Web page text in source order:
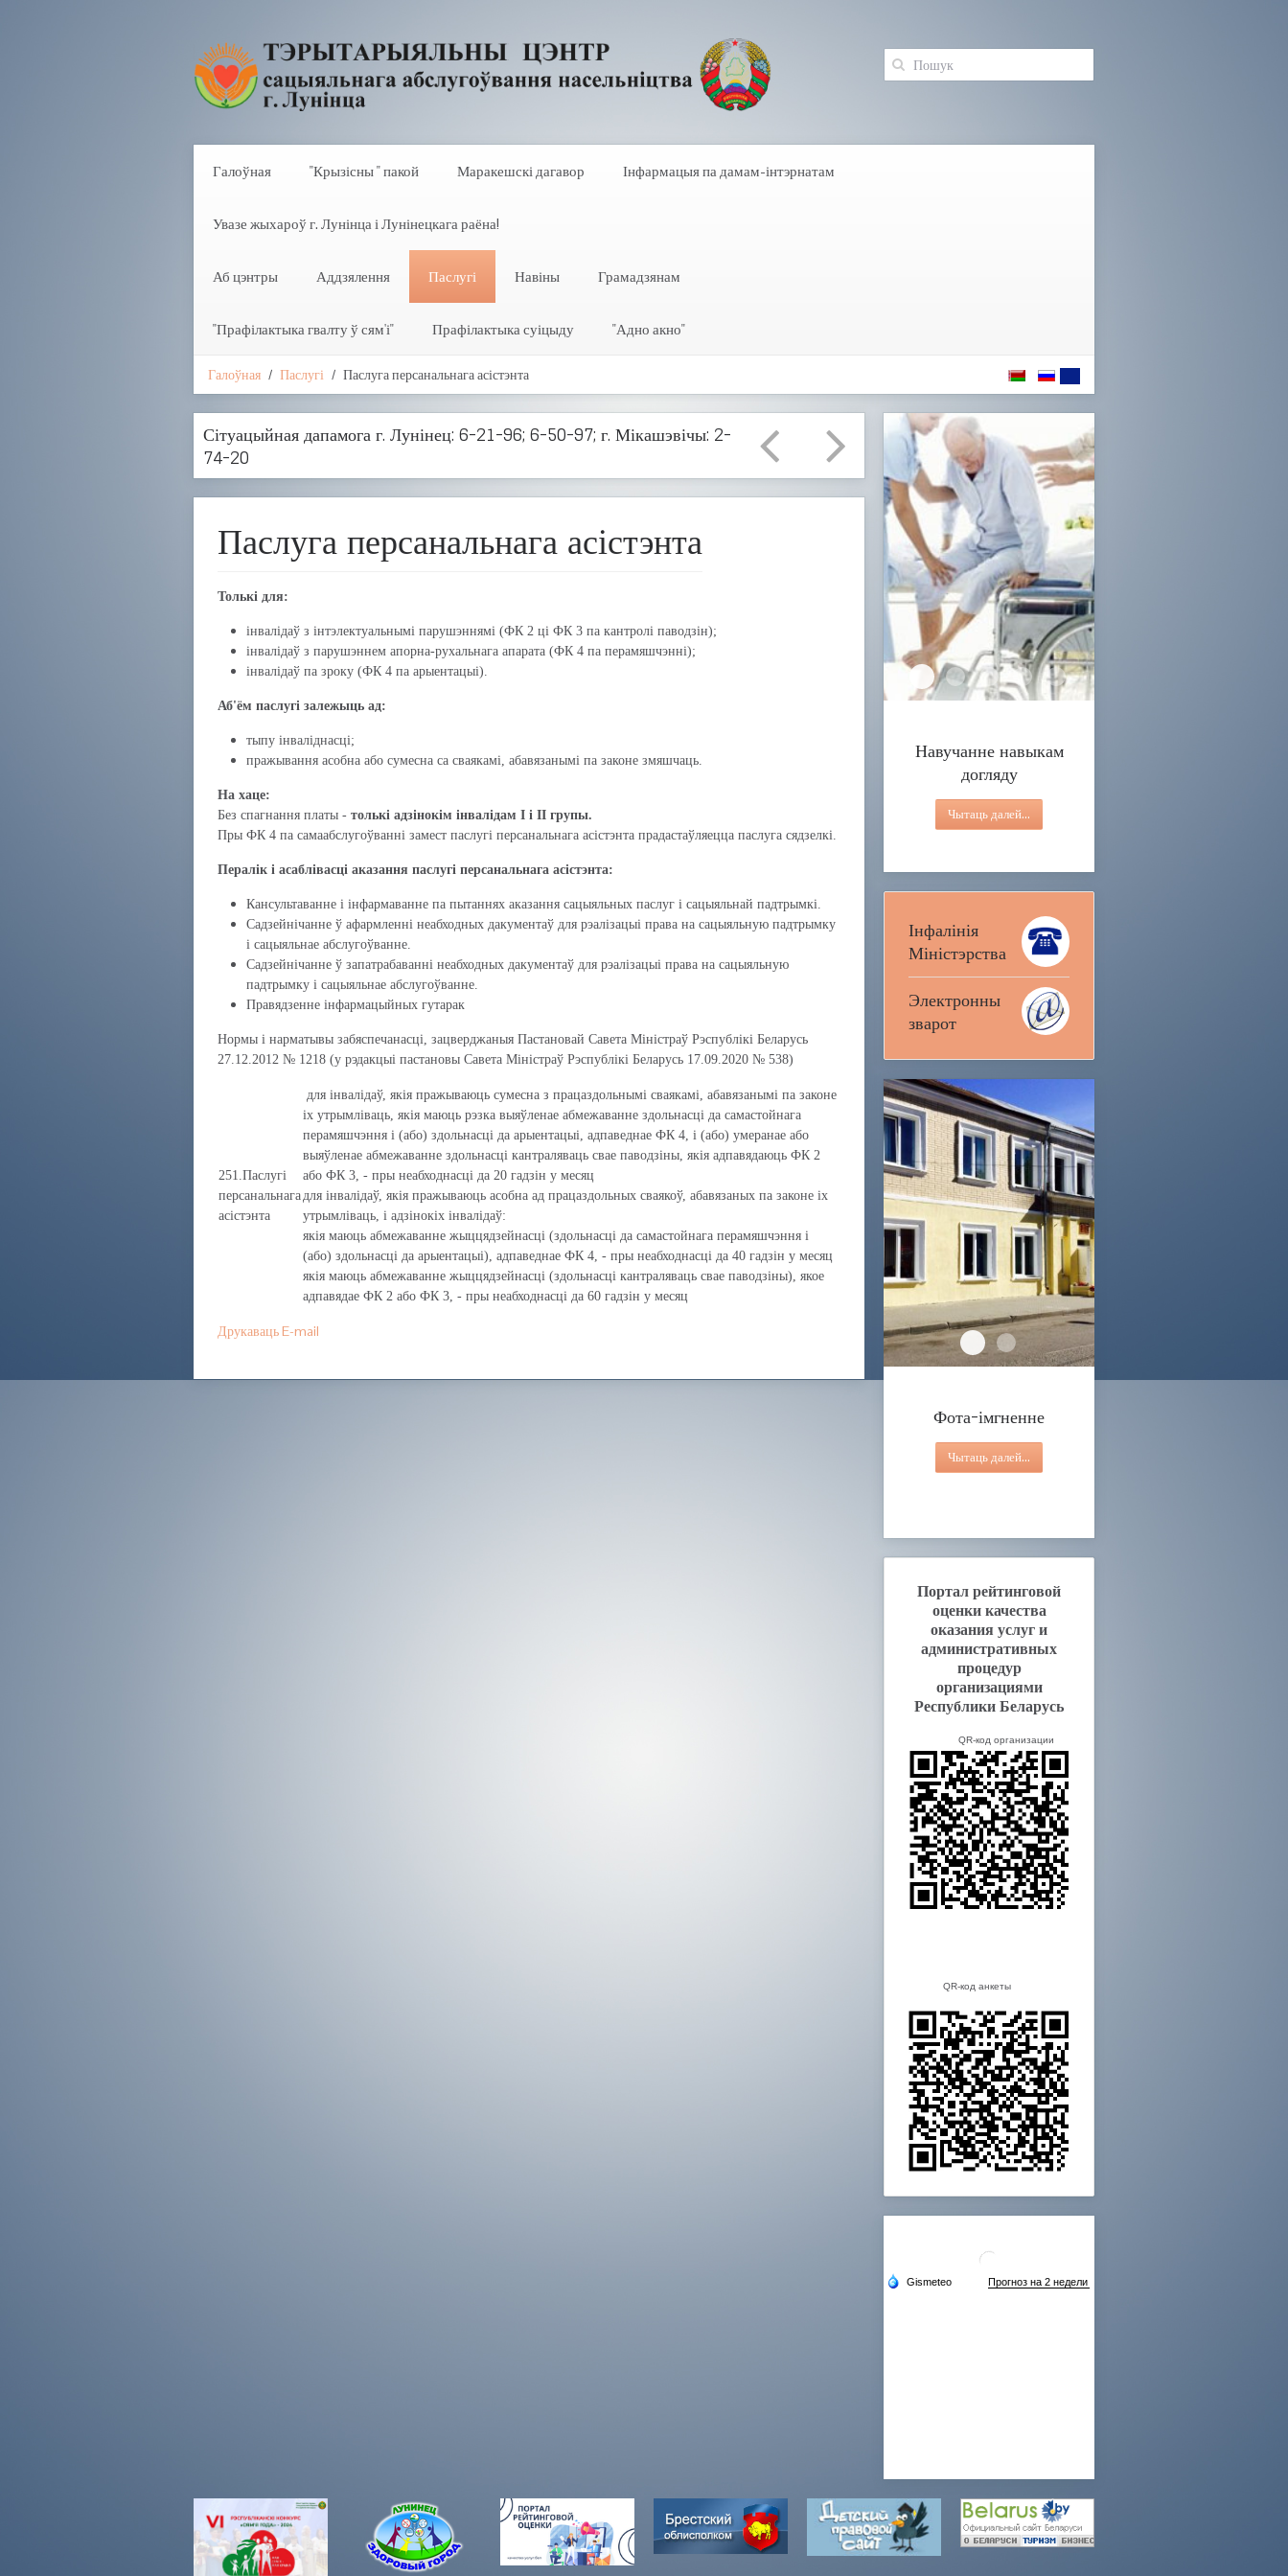
Галоўная "Крызісны " пакой Маракешскі дагавор Інфармацыя па дамам-інтэрнатам
Увазе жыхароў г. Лунінца і Лунінецкага раёна!
Аб цэнтры Аддзялення Паслугі Навіны Грамадзянам
"Прафілактыка гвалту ў сям'і" Прафілактыка суіцыду "Адно акно"
Галоўная Паслугі Паслуга персанальнага асістэнта
Сітуацыйная дапамога г. Лунінец: 6-21-96; 6-50-97; г. Мікашэвічы: 2-
74-20
Паслуга персанальнага асістэнта
Толькі для:
інвалідаў з інтэлектуальнымі парушэннямі (ФК 2 ці ФК 3 па кантролі паводзін);
інвалідаў з парушэннем апорна-рухальнага апарата (ФК 4 па перамяшчэнні);
інвалідаў па зроку (ФК 4 па арыентацыі).
Аб'ём паслугі залежыць ад:
тыпу інваліднасці;
пражывання асобна або сумесна са сваякамі, абавязанымі па законе змяшчаць.
На хаце:
Без спагнання платы - толькі адзінокім інвалідам I і II групы.
Пры ФК 4 па самаабслугоўванні замест паслугі персанальнага асістэнта прадастаўляецца паслуга сядзелкі.
Пералік і асаблівасці аказання паслугі персанальнага асістэнта:
Кансультаванне і інфармаванне па пытаннях аказання сацыяльных паслуг і сацыяльнай падтрымкі.
Садзейнічанне ў афармленні неабходных дакументаў для рэалізацыі права на сацыяльную падтрымку
і сацыяльнае абслугоўванне.
Садзейнічанне ў запатрабаванні неабходных дакументаў для рэалізацыі права на сацыяльную
падтрымку і сацыяльнае абслугоўванне.
Правядзенне інфармацыйных гутарак
Нормы і нарматывы забяспечанасці, зацверджаныя Пастановай Савета Міністраў Рэспублікі Беларусь
27.12.2012 № 1218 (у рэдакцыі пастановы Савета Міністраў Рэспублікі Беларусь 17.09.2020 № 538)
251.Паслугі
персанальнага
асістэнта
для інвалідаў, якія пражываюць сумесна з працаздольнымі сваякамі, абавязанымі па законе
іх утрымліваць, якія маюць рэзка выяўленае абмежаванне здольнасці да самастойнага
перамяшчэння і (або) здольнасці да арыентацыі, адпаведнае ФК 4, і (або) умеранае або
выяўленае абмежаванне здольнасці кантраляваць свае паводзіны, якія адпавядаюць ФК 2
або ФК 3, - пры неабходнасці да 20 гадзін у месяц
для інвалідаў, якія пражываюць асобна ад працаздольных сваякоў, абавязаных па законе іх
утрымліваць, і адзінокіх інвалідаў:
якія маюць абмежаванне жыццядзейнасці (здольнасці да самастойнага перамяшчэння і
(або) здольнасці да арыентацыі), адпаведнае ФК 4, - пры неабходнасці да 40 гадзін у месяц
якія маюць абмежаванне жыццядзейнасці (здольнасці кантраляваць свае паводзіны), якое
адпавядае ФК 2 або ФК 3, - пры неабходнасці да 60 гадзін у месяц
ДрукавацьE-mail
Навучанне навыкам догляду
Паслуга дзённы нагляд
Паслугі дзённага знаходжання для людзей з
Паслуга персанальнага асістэнта
Паслуга гуртковай працы на даму
Навучанне навыкам
догляду
Чытаць далей...
Інфалінія
Міністэрства
Электронны
зварот
Фота-імгненне
Працы аддзялення дзённага знаходжання для
Фота-імгненне
Чытаць далей...
Портал рейтинговой
оценки качества
оказания услуг и
административных
процедур
организациями
Республики Беларусь
QR-код организации
QR-код анкеты